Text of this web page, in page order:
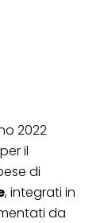
2022
il
di
, integrati in
da